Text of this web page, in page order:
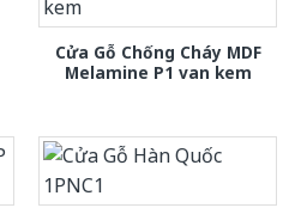
Cửa Gỗ Chống Cháy MDF
Melamine P1 van kem